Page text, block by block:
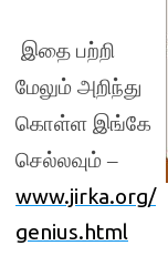
இதை பற்றி
மேலும் அறிந்து
கொள்ள இங்கே
செல்லவும் –
www.jirka.org/
genius.html